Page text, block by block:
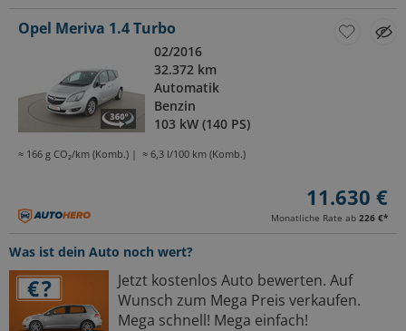
Opel Meriva 1.4 Turbo
02/2016
32.372 km
Automatik
Benzin
103 kW (140 PS)
≈ 166 g CO₂/km (Komb.) ≈ 6,3 l/100 km (Komb.)
11.630 €
Monatliche Rate ab 226 €*
Was ist dein Auto noch wert?
Jetzt kostenlos Auto bewerten. Auf
Wunsch zum Mega Preis verkaufen.
Mega schnell! Mega einfach!